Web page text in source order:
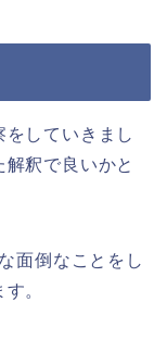
していきまし
釈で良いかと
面倒なことをし
。